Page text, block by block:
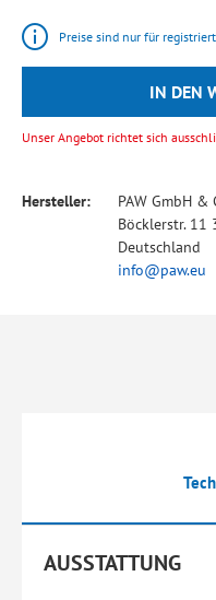
Preise sind nur für
IN DEN
Unser Angebot richtet sich
Hersteller:
PAW GmbH &
Böcklerstr. 11
Deutschland
info@paw.eu
AUSSTATTUNG